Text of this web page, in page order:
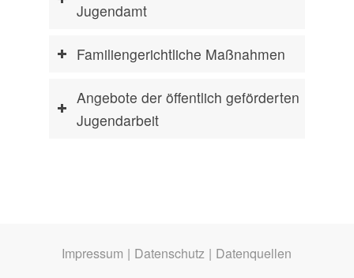
Jugendamt
Familiengerichtliche Maßnahmen
Angebote der öffentlich geförderten
Jugendarbeit
Impressum | Datenschutz | Datenquellen